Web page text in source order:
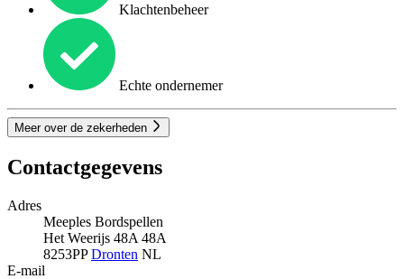
Klachtenbeheer
Echte ondernemer
Meer over de zekerheden
Contactgegevens
Adres
Meeples Bordspellen
Het Weerijs 48A 48A
8253PPDronten NL
E-mail